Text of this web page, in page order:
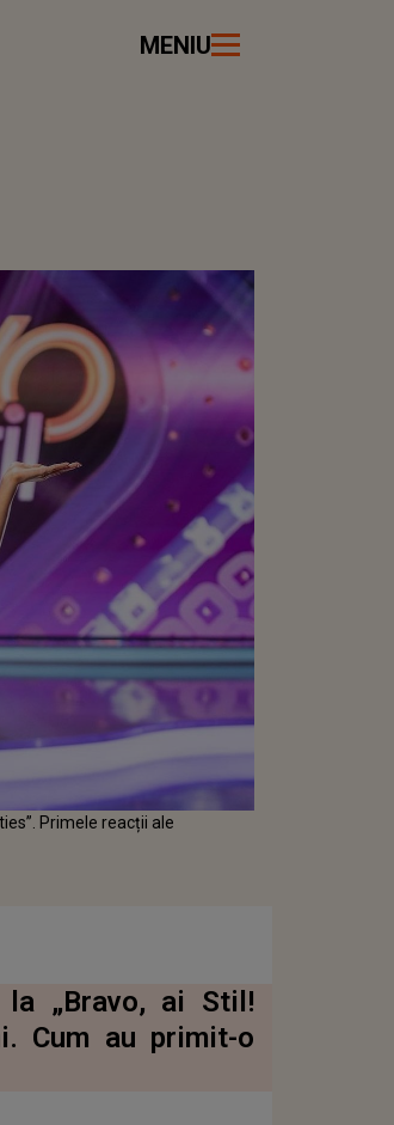
MENIU
Primele reacții ale
la „Bravo, ai Stil!
Cum au primit-o